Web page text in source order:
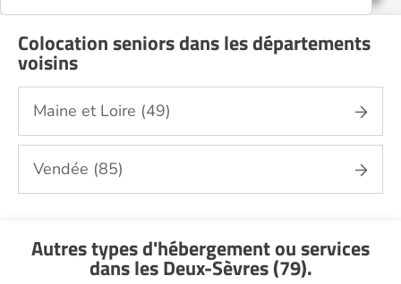
Colocation seniors dans les départements
voisins
Maine et Loire (49)
Vendée (85)
Autres types d'hébergement ou services
dans les Deux-Sèvres (79).